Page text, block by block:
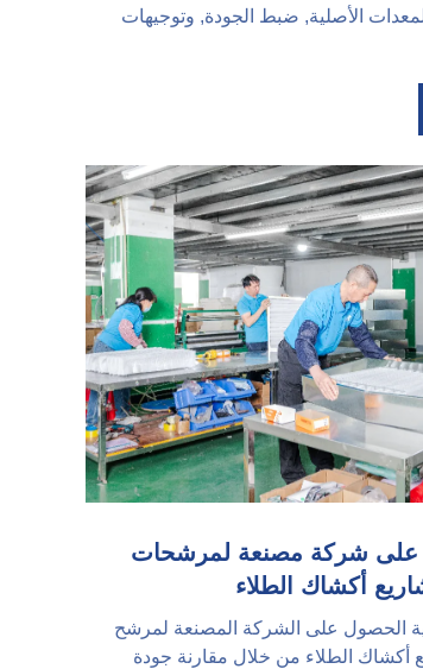
الأصلية, ضبط الجودة, وتوجيهات
على شركة مصنعة لمرشحات
أكشاك الطلاء
الحصول على الشركة المصنعة لمرشح
أكشاك الطلاء من خلال مقارنة جودة